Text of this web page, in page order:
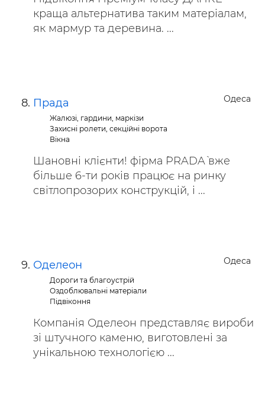
краща альтернатива таким матеріалам,
як мармур та деревина. ...
Одеса
Прада
Жалюзі, гардини, маркізи
Захисні ролети, секційні ворота
Вікна
Шановні клієнти! фірма `PRADA` вже
більше 6-ти років працює на ринку
світлопрозорих конструкцій, і ...
Одеса
Оделеон
Дороги та благоустрій
Оздоблювальні матеріали
Підвіконня
Компанія Оделеон представляє вироби
зі штучного каменю, виготовленi за
унікальною технологією ...